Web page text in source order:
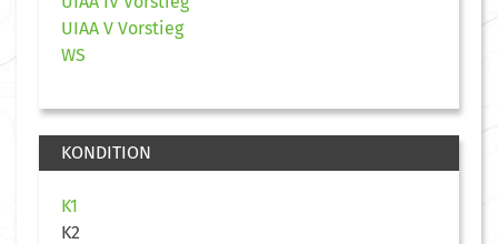
UIAA V Vorstieg
WS
KONDITION
K1
K2